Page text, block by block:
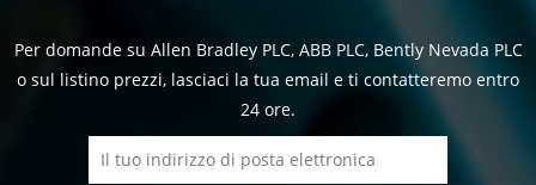
Per domande su Allen Bradley PLC, ABB PLC, Bently Nevada PLC
o sul listino prezzi, lasciaci la tua email e ti contatteremo entro
24 ore.